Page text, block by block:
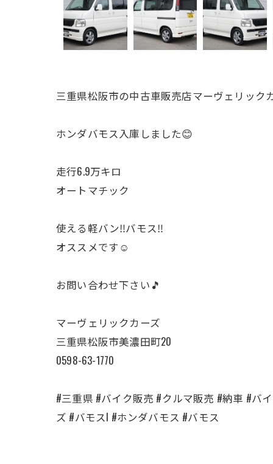
三重県松阪市の中古車販売店マーヴェリック
ホンダバモス入庫しました😊
走行6.9万キロ
オートマチック
使える軽バン‼️バモス‼️
オススメです☺️
お問い合わせ下さい🎵
マーヴェリックカーズ
三重県松阪市美濃田町20
0598-63-1770
#三重県 #バイク販売 #クルマ販売 #納車 #バ
ズ #バモスl #ホンダバモス #バモス